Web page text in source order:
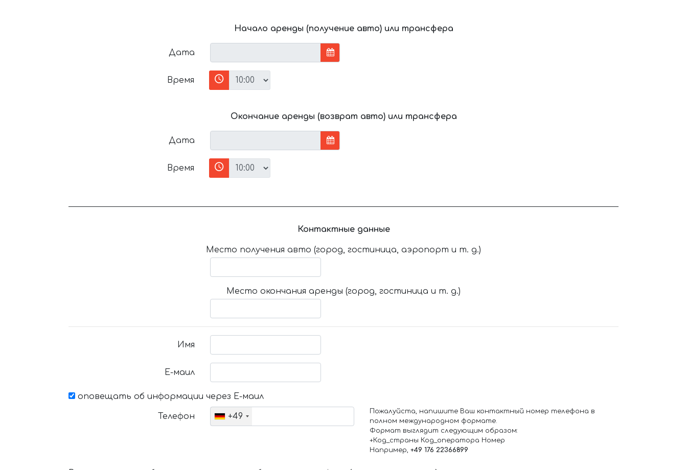
Начало аренды (получение авто) или трансфера
Дата
Время
Окончание аренды (возврат авто) или трансфера
Дата
Время
Контактные данные
Место получения авто (город, гостиница, аэропорт и т. д.)
Место окончания аренды (город, гостиница и т. д.)
Имя
Е-маил
оповещать об информации через Е-маил
Телефон +49
Пожалуйста, напишите Ваш контактный номер телефона в
полном международном формате.
Формат выглядит следующим образом:
+Код_страны Код_оператора Номер
Например, +49 176 22366899